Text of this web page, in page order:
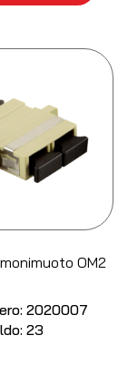
OM2
2020007
23